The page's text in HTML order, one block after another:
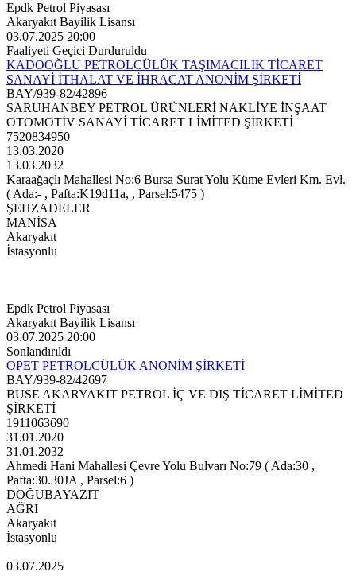
Epdk Petrol Piyasası
Akaryakıt Bayilik Lisansı
03.07.2025 20:00
Faaliyeti Geçici Durduruldu
KADOOĞLU PETROLCÜLÜK TAŞIMACILIK TİCARET
SANAYİ İTHALAT VE İHRACAT ANONİM ŞİRKETİ
BAY/939-82/42896
SARUHANBEY PETROL ÜRÜNLERİ NAKLİYE İNŞAAT
OTOMOTİV SANAYİ TİCARET LİMİTED ŞİRKETİ
7520834950
13.03.2020
13.03.2032
Karaağaçlı Mahallesi No:6 Bursa Surat Yolu Küme Evleri Km. Evl.
( Ada:- , Pafta:K19d11a, , Parsel:5475 )
ŞEHZADELER
MANİSA
Akaryakıt
İstasyonlu
Epdk Petrol Piyasası
Akaryakıt Bayilik Lisansı
03.07.2025 20:00
Sonlandırıldı
OPET PETROLCÜLÜK ANONİM ŞİRKETİ
BAY/939-82/42697
BUSE AKARYAKIT PETROL İÇ VE DIŞ TİCARET LİMİTED
ŞİRKETİ
1911063690
31.01.2020
31.01.2032
Ahmedi Hani Mahallesi Çevre Yolu Bulvarı No:79 ( Ada:30 ,
Pafta:30.30JA , Parsel:6 )
DOĞUBAYAZIT
AĞRI
Akaryakıt
İstasyonlu
03.07.2025